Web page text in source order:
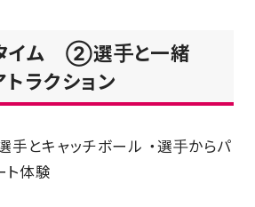
イム ②選手と一緒
トラクション
選手とキャッチボール ・選手からパ
ト体験